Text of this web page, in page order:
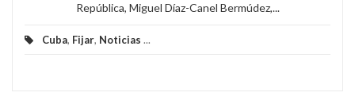
República, Miguel Díaz-Canel Bermúdez,...
Cuba, Fijar, Noticias ...